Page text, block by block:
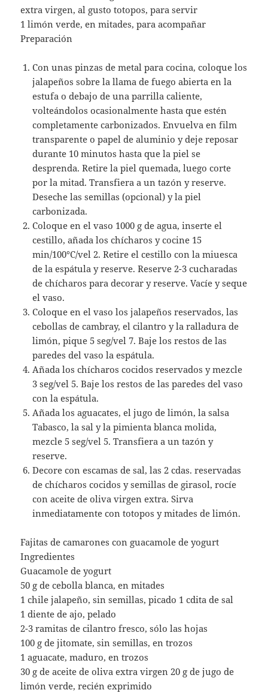
extra virgen, al gusto totopos, para servir
1 limón verde, en mitades, para acompañar
Preparación
Con unas pinzas de metal para cocina, coloque los
jalapeños sobre la llama de fuego abierta en la
estufa o debajo de una parrilla caliente,
volteándolos ocasionalmente hasta que estén
completamente carbonizados. Envuelva en film
transparente o papel de aluminio y deje reposar
durante 10 minutos hasta que la piel se
desprenda. Retire la piel quemada, luego corte
por la mitad. Transfiera a un tazón y reserve.
Deseche las semillas (opcional) y la piel
carbonizada.
Coloque en el vaso 1000 g de agua, inserte el
cestillo, añada los chícharos y cocine 15
min/100°C/vel 2. Retire el cestillo con la miuesca
de la espátula y reserve. Reserve 2-3 cucharadas
de chícharos para decorar y reserve. Vacíe y seque
el vaso.
Coloque en el vaso los jalapeños reservados, las
cebollas de cambray, el cilantro y la ralladura de
limón, pique 5 seg/vel 7. Baje los restos de las
paredes del vaso la espátula.
Añada los chícharos cocidos reservados y mezcle
3 seg/vel 5. Baje los restos de las paredes del vaso
con la espátula.
Añada los aguacates, el jugo de limón, la salsa
Tabasco, la sal y la pimienta blanca molida,
mezcle 5 seg/vel 5. Transfiera a un tazón y
reserve.
Decore con escamas de sal, las 2 cdas. reservadas
de chícharos cocidos y semillas de girasol, rocíe
con aceite de oliva virgen extra. Sirva
inmediatamente con totopos y mitades de limón.
Fajitas de camarones con guacamole de yogurt
Ingredientes
Guacamole de yogurt
50 g de cebolla blanca, en mitades
1 chile jalapeño, sin semillas, picado 1 cdita de sal
1 diente de ajo, pelado
2-3 ramitas de cilantro fresco, sólo las hojas
100 g de jitomate, sin semillas, en trozos
1 aguacate, maduro, en trozos
30 g de aceite de oliva extra virgen 20 g de jugo de
limón verde, recién exprimido